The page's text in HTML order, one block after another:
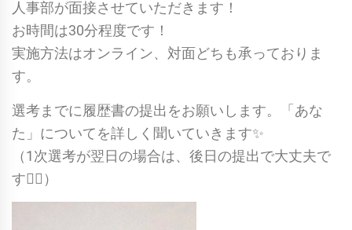
人事部が面接させていただきます！
お時間は30分程度です！
実施方法はオンライン、対面どちも承っておりま
す。
選考までに履歴書の提出をお願いします。「あな
た」についてを詳しく聞いていきます✨
（1次選考が翌日の場合は、後日の提出で大丈夫で
す🙆‍♀️）